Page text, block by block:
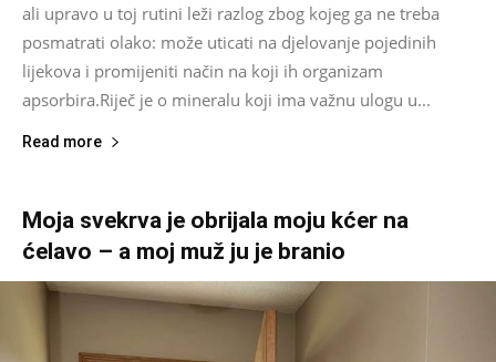
ali upravo u toj rutini leži razlog zbog kojeg ga ne treba
posmatrati olako: može uticati na djelovanje pojedinih
lijekova i promijeniti način na koji ih organizam
apsorbira.Riječ je o mineralu koji ima važnu ulogu u...
Read more
Moja svekrva je obrijala moju kćer na
ćelavo – a moj muž ju je branio